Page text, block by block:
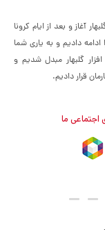
گلبهار آغاز و بعد از ایام کرونا
دادیم و به یاری شما
گلبهار مبدل شدیم و
قرار دادیم.
ما